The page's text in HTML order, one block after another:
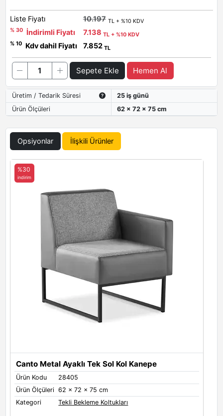
Liste Fiyatı 10.197 TL + %10 KDV
% 30
İndirimli Fiyatı 7.138 TL + %10 KDV
% 10
Kdv dahil Fiyatı 7.852 TL
Sepete Ekle Hemen Al
Üretim / Tedarik Süresi
25 iş günü
Ürün Ölçüleri
62 x 72 x 75 cm
Opsiyonlar İlişkili Ürünler
Canto Metal Ayaklı Tek Sol Kol Kanepe
Ürün Kodu
28405
Ürün Ölçüleri 62 x 72 x 75 cm
Kategori
Tekli Bekleme Koltukları
%30
indirim